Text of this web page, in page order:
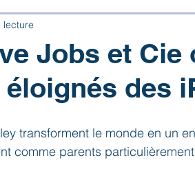
Jobs et Cie
des
lecture
transforment le monde en un
comme parents